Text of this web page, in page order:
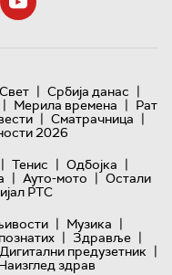
Свет | Србија данас |
| Мерила времена | Рат
| Сматрачница |
2026
| Тенис | Одбојка |
| Ауто-мото | Остали
РТС
| Музика |
| Здравље |
Дигитални предузетник |
здрав